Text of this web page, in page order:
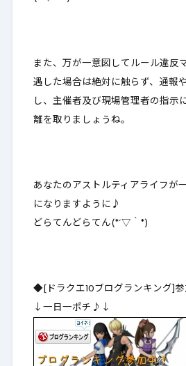
また、万が一意図してルール違反
遇した場合は絶対に触らず 、通報
し、主催者及び現場管理者の指示
離を取りましょうね。
あなたのアストルティアライフが
になりますように♪
どらてんどらてん(*´▽｀*)
◆[ドラクエ10ブログランキング]参
↓一日一ポチ♪↓